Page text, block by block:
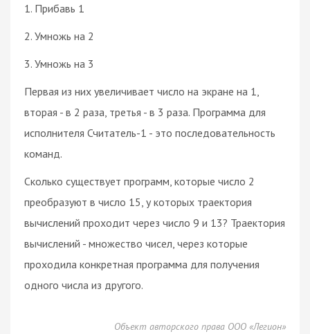
1. Прибавь 1
2. Умножь на 2
3. Умножь на 3
Первая из них увеличивает число на экране на 1,
вторая - в 2 раза, третья - в 3 раза. Программа для
исполнителя Считатель-1 - это последовательность
команд.
Сколько существует программ, которые число 2
преобразуют в число 15, у которых траектория
вычислений проходит через число 9 и 13? Траектория
вычислений - множество чисел, через которые
проходила конкретная программа для получения
одного числа из другого.
Объект авторского права ООО «Легион»